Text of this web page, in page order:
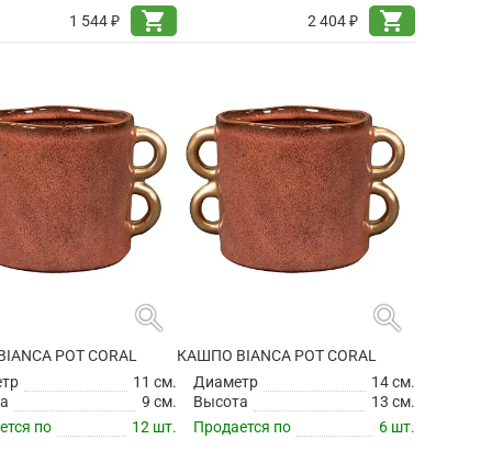
1 544 ₽
shopping_cart
2 404 ₽
shopping_cart
search
POT CORAL
11 см.
9 см.
по
12 шт.
search
КАШПО BIANCA POT CORAL
Диаметр
14 см.
Высота
13 см.
Продается по
6 шт.